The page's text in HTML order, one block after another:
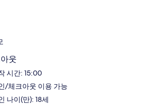
웃
시간: 15:00
/체크아웃 이용 가능
나이(만): 18세